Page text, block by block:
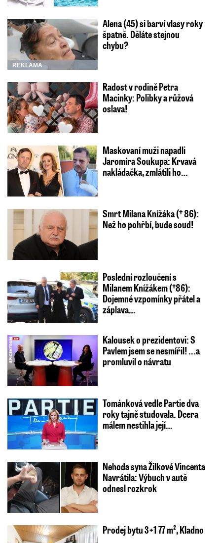
REKLAMA
Alena (45) si barví vlasy roky
špatně. Děláte stejnou
chybu?
Radost v rodině Petra
Macinky: Polibky a růžová
oslava!
Maskovaní muži napadli
Jaromíra Soukupa: Krvavá
nakládačka, zmlátili ho…
Smrt Milana Knížáka († 86):
Než ho pohřbí, bude soud!
Poslední rozloučení s
Milanem Knížákem (†86):
Dojemné vzpomínky přátel a
záplava…
Kalousek o prezidentovi: S
Pavlem jsem se nesmířil! ...a
promluvil o návratu
Tománková vedle Partie dva
roky tajně studovala. Dcera
málem nestihla její…
Nehoda syna Žilkové Vincenta
Navrátila: Výbuch v autě
odnesl rozkrok
Prodej bytu 3+1 77 m², Kladno